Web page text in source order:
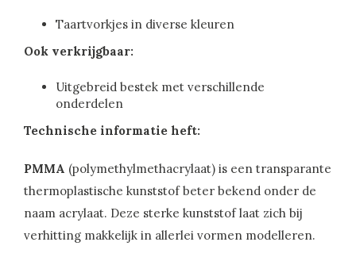
Taartvorkjes in diverse kleuren
Ook verkrijgbaar:
Uitgebreid bestek met verschillende
onderdelen
Technische informatie heft:
PMMA (polymethylmethacrylaat) is een transparante
thermoplastische kunststof beter bekend onder de
naam acrylaat. Deze sterke kunststof laat zich bij
verhitting makkelijk in allerlei vormen modelleren.